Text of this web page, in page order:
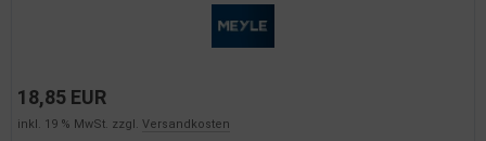
18,85 EUR
inkl. 19 % MwSt. zzgl. Versandkosten